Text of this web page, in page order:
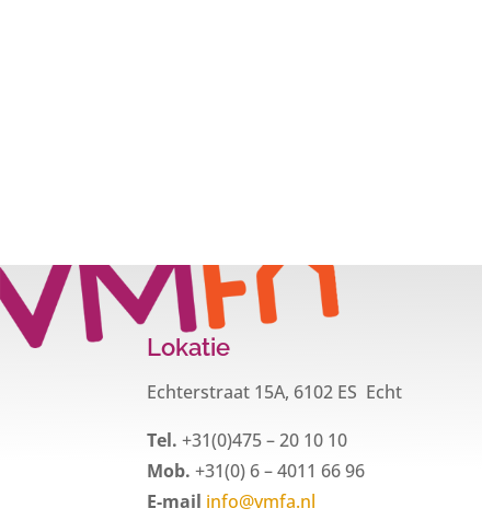
Lokatie
Echterstraat 15A, 6102 ES Echt
Tel. +31(0)475 – 20 10 10
Mob. +31(0) 6 – 4011 66 96
E-mail info@vmfa.nl